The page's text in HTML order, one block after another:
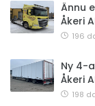
Ännu
Åkeri
196
Ny 4-
Åkeri
198